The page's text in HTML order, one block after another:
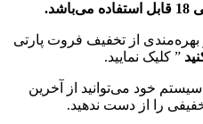
از تخفیف فروت پارتی
” کلیک نمایید.
خود می‌توانید از آخرین
را از دست ندهید.